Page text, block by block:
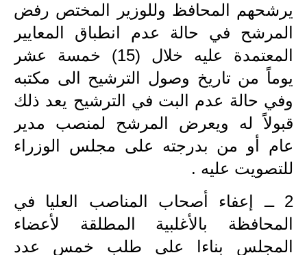
المرحلة الابتدائية
المرحلة المتوسطة
المرحلة الاعدادية
دروس
المرحلة الابتدائية
المرحلة الاعدادية
مواضيع انشاء
يرشحهم المحافظ وللوزير المختص رفض
المرشح في حالة عدم انطباق المعايير
المعتمدة عليه خلال (15) خمسة عشر
يوماً من تاريخ وصول الترشيح الى مكتبه
وفي حالة عدم البت في الترشيح يعد ذلك
قبولاً له ويعرض المرشح لمنصب مدير
عام أو من بدرجته على مجلس الوزراء
للتصويت عليه .
2 ــ إعفاء أصحاب المناصب العليا في
المحافظة بالأغلبية المطلقة لأعضاء
المجلس بناءا على طلب خمس عدد